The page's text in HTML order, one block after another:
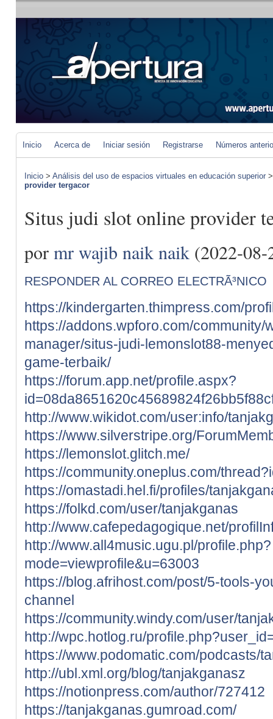
Inicio Acerca de Iniciar sesión Registrarse Números
Inicio > Análisis del uso de espacios virtuales en educación superior
provider tergacor
Situs judi slot online provider
por mr wajib naik naik (2022-08-
RESPONDER AL CORREO ELECTRÃ³NICO
https://kindergarten.thimpress.com/
https://addons.wpforo.com/community/
manager/situs-judi-lemonslot88-
game-terbaik/
https://forum.app.net/profile.aspx?
http://www.wikidot.com/user:info/
https://www.silverstripe.org/
https://lemonslot.glitch.me/
https://community.oneplus.com/
https://omastadi.hel.fi/profiles/
https://folkd.com/user/tanjakganas
http://www.cafepedagogique.net/
http://www.all4music.ugu.pl/profile.php?
mode=viewprofile&u=63003
https://blog.afrihost.com/post/5-tools-
channel
https://community.windy.com/user/
http://wpc.hotlog.ru/
https://www.podomatic.com/podcasts/
http://ubl.xml.org/blog/tanjakganasz
https://notionpress.com/author/727412
https://tanjakganas.gumroad.com/